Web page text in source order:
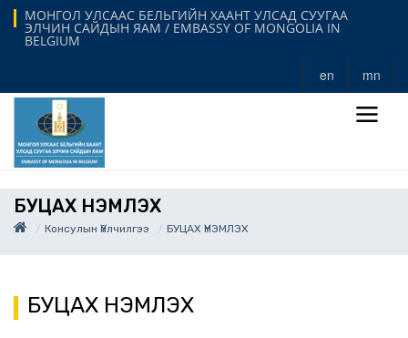
МОНГОЛ УЛСААС БЕЛЬГИЙН ХААНТ УЛСАД СУУГАА
ЭЛЧИН САЙДЫН ЯАМ / EMBASSY OF MONGOLIA IN
BELGIUM
en mn
БУЦАХ ҮНЭМЛЭХ
Консулын Үйлчилгээ БУЦАХ ҮНЭМЛЭХ
БУЦАХ ҮНЭМЛЭХ